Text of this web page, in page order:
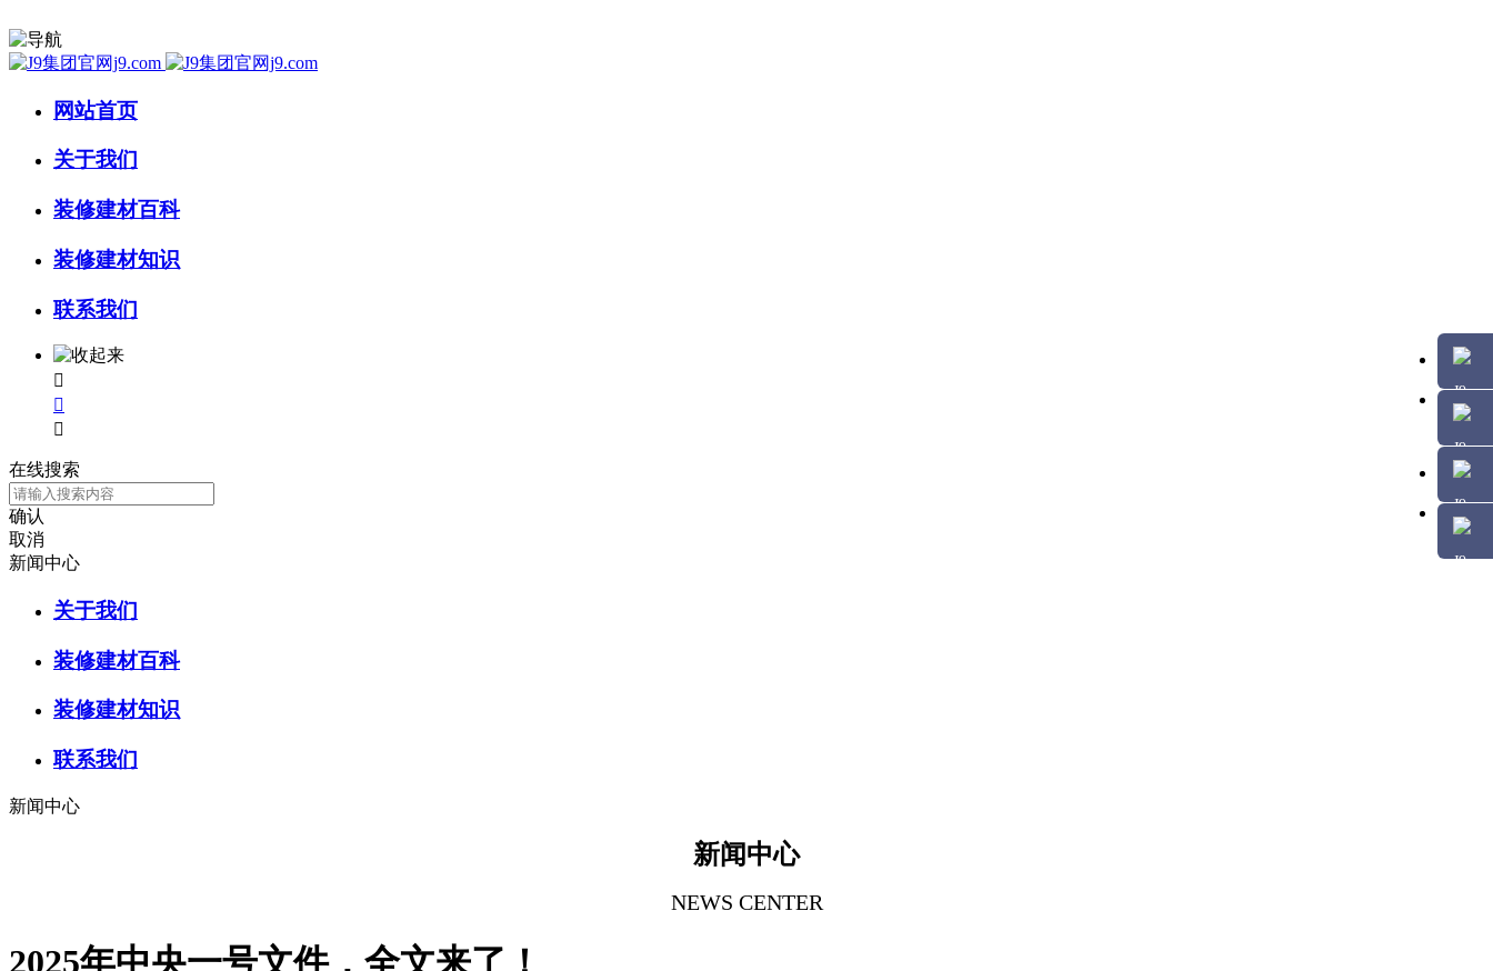
网站首页
关于我们
装修建材百科
装修建材知识
联系我们



在线搜索
确认
取消
新闻中心
关于我们
装修建材百科
装修建材知识
联系我们
新闻中心
新闻中心
NEWS CENTER
2025年中央一号文件，全文来了！